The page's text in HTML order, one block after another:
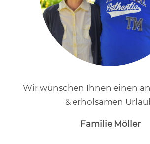
Wir wünschen Ihnen einen
& erholsamen
Familie Möller